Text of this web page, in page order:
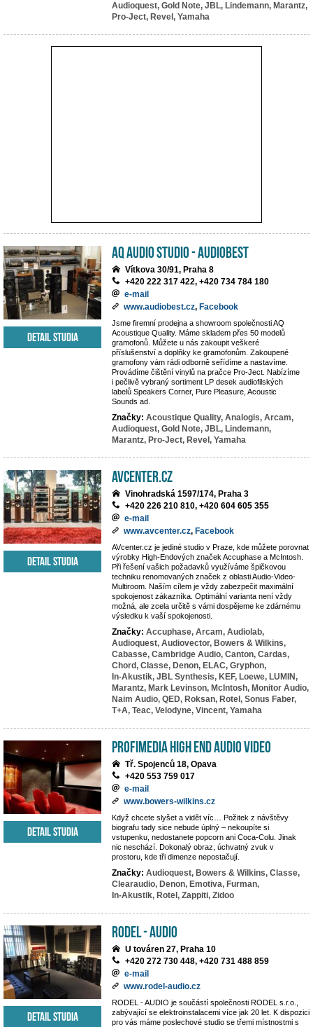
Audioquest, Gold Note, JBL, Lindemann, Marantz,
Pro-Ject, Revel, Yamaha
AQ Audio Studio - Audiobest
Vítkova 30/91, Praha 8
+420 222 317 422, +420 734 784 180
e-mail
www.audiobest.cz, Facebook
Jsme firemní prodejna a showroom společnosti AQ
Acoustique Quality. Máme skladem přes 50 modelů
gramofonů. Můžete u nás zakoupit veškeré
příslušenství a doplňky ke gramofonům. Zakoupené
gramofony vám rádi odborně seřídíme a nastavíme.
Provádíme čištění vinylů na pračce Pro-Ject. Nabízíme
i pečlivě vybraný sortiment LP desek audiofilských
labelů Speakers Corner, Pure Pleasure, Acoustic
Sounds ad.
Značky: Acoustique Quality, Analogis, Arcam,
Audioquest, Gold Note, JBL, Lindemann,
Marantz, Pro-Ject, Revel, Yamaha
Detail studia
AVcenter.cz
Vinohradská 1597/174, Praha 3
+420 226 210 810, +420 604 605 355
e-mail
www.avcenter.cz, Facebook
AVcenter.cz je jediné studio v Praze, kde můžete porovnat
výrobky High-Endových značek Accuphase a McIntosh.
Při řešení vašich požadavků využíváme špičkovou
techniku renomovaných značek z oblasti Audio-Video-
Multiroom. Naším cílem je vždy zabezpečit maximální
spokojenost zákazníka. Optimální varianta není vždy
možná, ale zcela určitě s vámi dospějeme ke zdárnému
výsledku k vaší spokojenosti.
Značky: Accuphase, Arcam, Audiolab,
Audioquest, Audiovector, Bowers & Wilkins,
Cabasse, Cambridge Audio, Canton, Cardas,
Chord, Classe, Denon, ELAC, Gryphon,
In-Akustik, JBL Synthesis, KEF, Loewe, LUMIN,
Marantz, Mark Levinson, McIntosh, Monitor Audio,
Naim Audio, QED, Roksan, Rotel, Sonus Faber,
T+A, Teac, Velodyne, Vincent, Yamaha
Detail studia
PROFIMEDIA High End Audio Video
Tř. Spojenců 18, Opava
+420 553 759 017
e-mail
www.bowers-wilkins.cz
Když chcete slyšet a vidět víc… Požitek z návštěvy
biografu tady sice nebude úplný – nekoupíte si
vstupenku, nedostanete popcorn ani Coca-Colu. Jinak
nic neschází. Dokonalý obraz, úchvatný zvuk v
prostoru, kde tři dimenze nepostačují.
Značky: Audioquest, Bowers & Wilkins, Classe,
Clearaudio, Denon, Emotiva, Furman,
In-Akustik, Rotel, Zappiti, Zidoo
Detail studia
RODEL - AUDIO
U továren 27, Praha 10
+420 272 730 448, +420 731 488 859
e-mail
www.rodel-audio.cz
RODEL - AUDIO je součástí společnosti RODEL s.r.o.,
zabývající se elektroinstalacemi více jak 20 let. K dispozici
pro vás máme poslechové studio se třemi místnostmi s
Detail studia